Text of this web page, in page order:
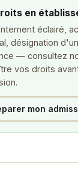
en
éclairé,
désignation
— consultez
vos droits
mon